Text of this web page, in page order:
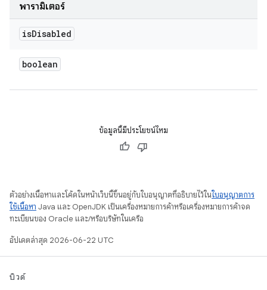
พารามิเตอร์
isDisabled
boolean
ข้อมูลนี้มีประโยชน์ไหม
ตัวอย่างเนื้อหาและโค้ดในหน้าเว็บนี้ขึ้นอยู่กับใบอนุญาตที่อธิบายไว้ในใบอนุญาตการ
ใช้เนื้อหา Java และ OpenJDK เป็นเครื่องหมายการค้าหรือเครื่องหมายการค้าจด
ทะเบียนของ Oracle และ/หรือบริษัทในเครือ
อัปเดตล่าสุด 2026-06-22 UTC
บิวด์